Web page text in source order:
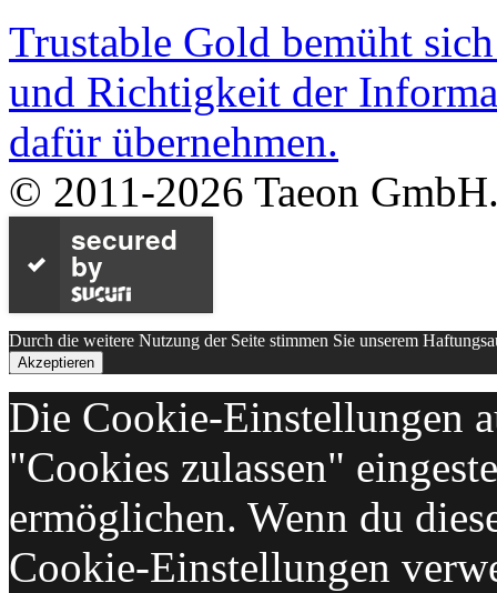
Trustable Gold bemüht
und Richtigkeit der
dafür übernehmen.
© 2011-2026 Taeon
secured
by
Durch die weitere Nutzung der Seite stimmen Sie unserem
Akzeptieren
Die Cookie-Einstellungen
"Cookies zulassen"
ermöglichen. Wenn du
Cookie-Einstellungen